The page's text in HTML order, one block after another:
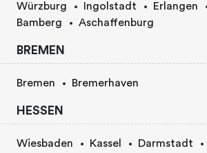
Würzburg
Ingolstadt Erlangen
Bamberg
Aschaffenburg
BREMEN
Bremen Bremerhaven
HESSEN
Wiesbaden Kassel Darmstadt